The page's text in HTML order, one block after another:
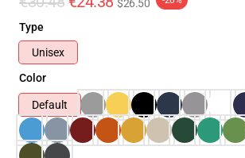
$26.50
Type
Unisex
Color
Default